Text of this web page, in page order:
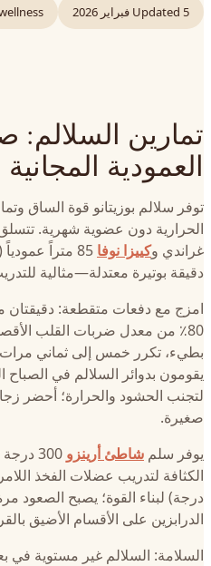
Updated 5 فبراير 2026
تمارين السلالم:
العمودية المجانية
توفر سلالم بوزيتانو قوة الساق
غراندي وكييزا نوفا
دقيقة بوتيرة معتدلة—مثالية
80٪ من معدل ضربات القلب
بطيء، تكرر خمس إلى ثماني
صغيرة.
يوفر سلم شاطئ أرينزو
300
الكثافة لتدريب عضلات الفخذ
درجة) لبناء القوة؛ يصبح الصعود
الدرابزين على الأقسام الأضيق
السلامة: السلالم غير مستوية في